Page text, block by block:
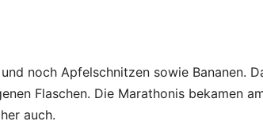
noch Apfelschnitzen sowie Bananen.
Flaschen. Die Marathonis bekamen
auch.